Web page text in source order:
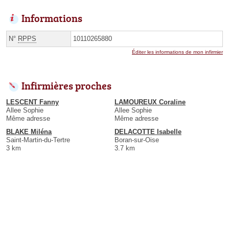
Informations
N° RPPS 10110265880
Éditer les informations de mon infirmier
Infirmières proches
LESCENT Fanny
Allee Sophie
Même adresse
LAMOUREUX Coraline
Allee Sophie
Même adresse
BLAKE Miléna
Saint-Martin-du-Tertre
3 km
DELACOTTE Isabelle
Boran-sur-Oise
3.7 km